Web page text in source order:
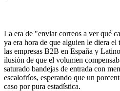
La era de "enviar correos a ver qué
ya era hora de que alguien le diera
las empresas B2B en España y
ilusión de que el volumen
saturado bandejas de entrada con
escalofríos, esperando que un
caso por pura estadística.